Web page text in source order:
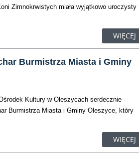
Zimnokrwistych miała wyjątkowo uroczysty
WIĘCEJ
Burmistrza Miasta i Gminy
Kultury w Oleszycach serdecznie
Burmistrza Miasta i Gminy Oleszyce, który
WIĘCEJ